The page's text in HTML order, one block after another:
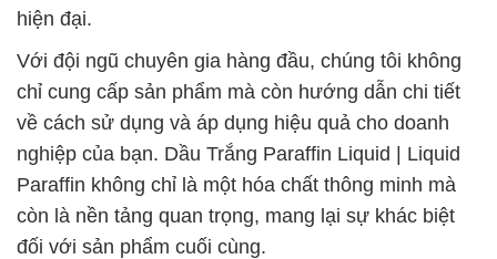
hiện đại.
Với đội ngũ chuyên gia hàng đầu, chúng tôi không
chỉ cung cấp sản phẩm mà còn hướng dẫn chi tiết
về cách sử dụng và áp dụng hiệu quả cho doanh
nghiệp của bạn. Dầu Trắng Paraffin Liquid | Liquid
Paraffin không chỉ là một hóa chất thông minh mà
còn là nền tảng quan trọng, mang lại sự khác biệt
đối với sản phẩm cuối cùng.